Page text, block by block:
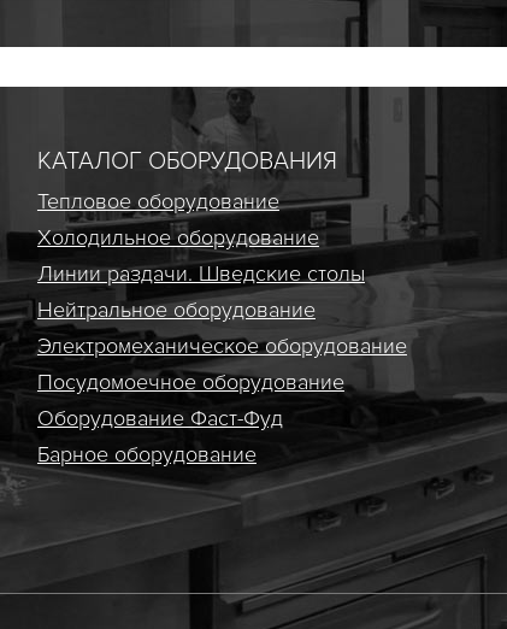
КАТАЛОГ ОБОРУДОВАНИЯ
Тепловое оборудование
Холодильное оборудование
Линии раздачи. Шведские столы
Нейтральное оборудование
Электро­механическое оборудование
Посудомоечное оборудование
Оборудование Фаст-Фуд
Барное оборудование